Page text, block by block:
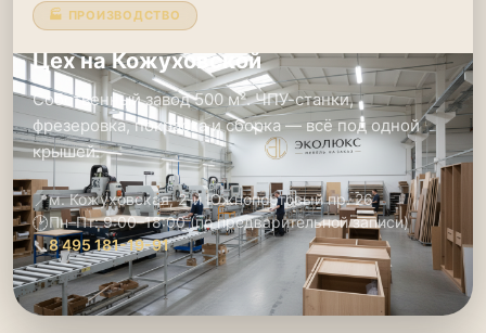
🏭 ПРОИЗВОДСТВО
Цех на Кожуховской
Собственный завод 500 м². ЧПУ-станки,
фрезеровка, покраска и сборка — всё под одной
крышей.
📍м. Кожуховская, 2-й Южнопортовый пр. 26
🕑Пн–Пт: 9:00–18:00 (по предварительной записи)
📞8 495 181-19-91